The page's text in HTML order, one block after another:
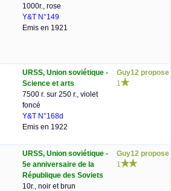
1000r., rose
Y&T N°149
Emis en 1921
URSS, Union soviétique -
Science et arts
7500 r. sur 250 r., violet
foncé
Y&T N°168d
Emis en 1922
Guy12 propose
1
URSS, Union soviétique -
5e anniversaire de la
République des Soviets
10r., noir et brun
Guy12 propose
1